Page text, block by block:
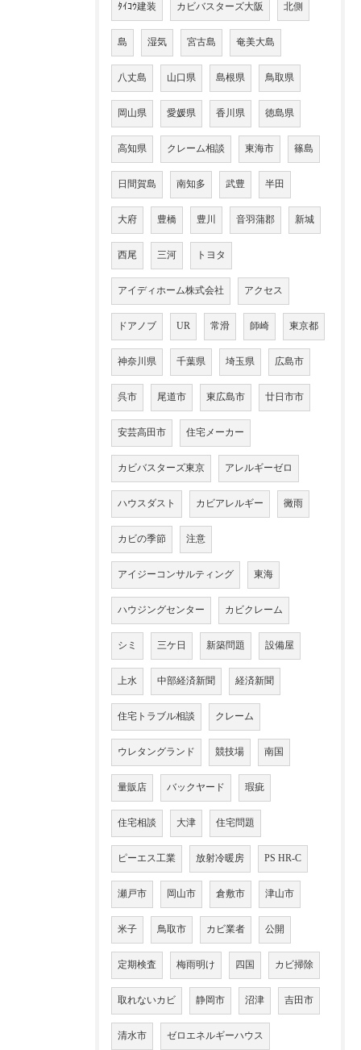
ﾀｲｺｳ建装 カビバスターズ大阪 北側
島 湿気 宮古島 奄美大島
八丈島 山口県 島根県 鳥取県
岡山県 愛媛県 香川県 徳島県
高知県 クレーム相談 東海市 篠島
日間賀島 南知多 武豊 半田
大府 豊橋 豊川 音羽蒲郡 新城
西尾 三河 トヨタ
アイディホーム株式会社 アクセス
ドアノブ UR 常滑 師崎 東京都
神奈川県 千葉県 埼玉県 広島市
呉市 尾道市 東広島市 廿日市市
安芸高田市 住宅メーカー
カビバスターズ東京 アレルギーゼロ
ハウスダスト カビアレルギー 黴雨
カビの季節 注意
アイジーコンサルティング 東海
ハウジングセンター カビクレーム
シミ 三ケ日 新築問題 設備屋
上水 中部経済新聞 経済新聞
住宅トラブル相談 クレーム
ウレタングランド 競技場 南国
量販店 バックヤード 瑕疵
住宅相談 大津 住宅問題
ピーエス工業 放射冷暖房 PS HR-C
瀬戸市 岡山市 倉敷市 津山市
米子 鳥取市 カビ業者 公開
定期検査 梅雨明け 四国 カビ掃除
取れないカビ 静岡市 沼津 吉田市
清水市 ゼロエネルギーハウス